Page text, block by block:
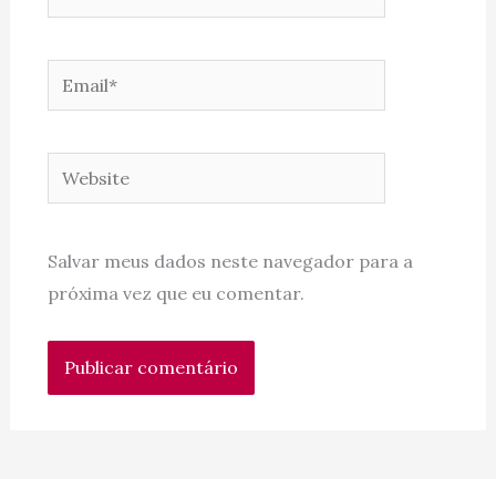
Email*
Website
Salvar meus dados neste navegador para a
próxima vez que eu comentar.